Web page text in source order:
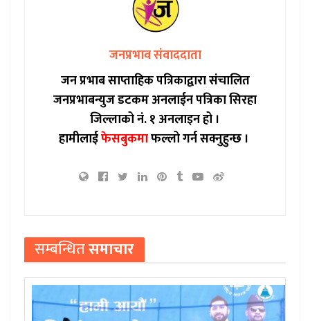
जनप्रभाव संवाददाता
जन प्रभाब साप्ताहिक पत्रिकाद्वारा संचालित
जनप्रभाबन्युज डटकम अनलाईन पत्रिका सिरहा
जिल्लाको नं. १ अनलाइन हो ।
हामीलाईफेसबुकमाफल्लो गर्न सक्नुहुन्छ ।
सम्बन्धितसमाचार